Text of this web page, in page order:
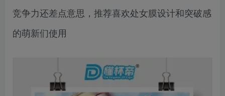
竞争力还差点意思，推荐喜欢处女膜设计和突破感
的萌新们使用